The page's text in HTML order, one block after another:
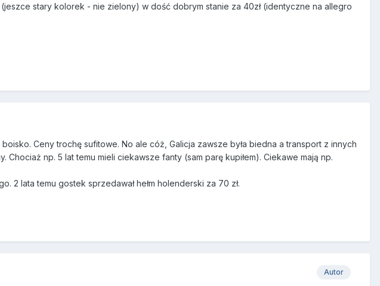
stary kolorek - nie zielony) w dość dobrym stanie za 40zł (identyczne na allegro
Ceny trochę sufitowe. No ale cóż, Galicja zawsze była biedna a transport z innych
np. 5 lat temu mieli ciekawsze fanty (sam parę kupiłem). Ciekawe mają np.
2 lata temu gostek sprzedawał hełm holenderski za 70 zł.
Autor